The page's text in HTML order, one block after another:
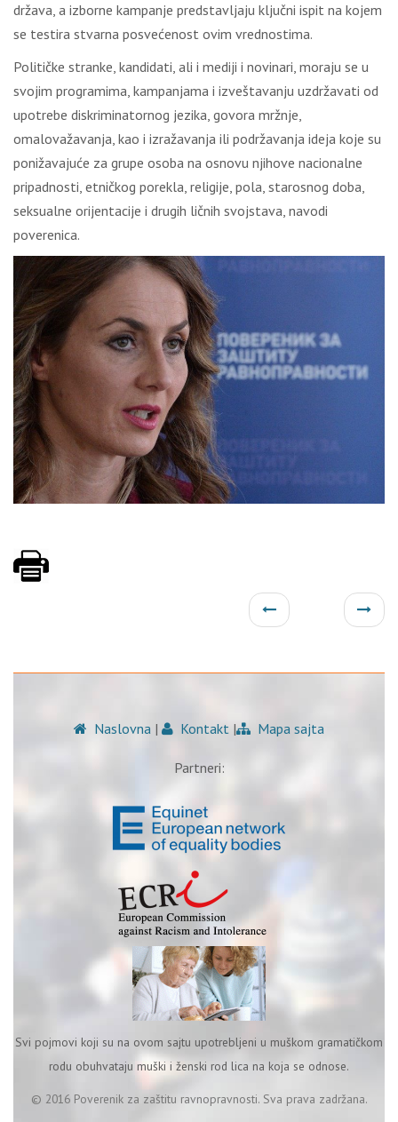
država, a izborne kampanje predstavljaju ključni ispit na kojem
se testira stvarna posvećenost ovim vrednostima.
Političke stranke, kandidati, ali i mediji i novinari, moraju se u
svojim programima, kampanjama i izveštavanju uzdržavati od
upotrebe diskriminatornog jezika, govora mržnje,
omalovažavanja, kao i izražavanja ili podržavanja ideja koje su
ponižavajuće za grupe osoba na osnovu njihove nacionalne
pripadnosti, etničkog porekla, religije, pola, starosnog doba,
seksualne orijentacije i drugih ličnih svojstava, navodi
poverenica.
Naslovna | Kontakt | Mapa sajta
Partneri:
Svi pojmovi koji su na ovom sajtu upotrebljeni u muškom gramatičkom
rodu obuhvataju muški i ženski rod lica na koja se odnose.
© 2016 Poverenik za zaštitu ravnopravnosti. Sva prava zadržana.